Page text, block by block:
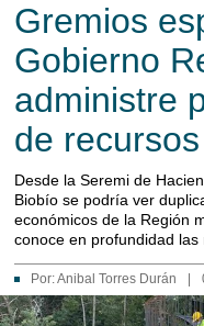
Gremios
Gobierno
administre
de recursos
Desde la Seremi de
Biobío se podría ver
económicos de la Región
conoce en profundidad las
Por:Anibal Torres Durán